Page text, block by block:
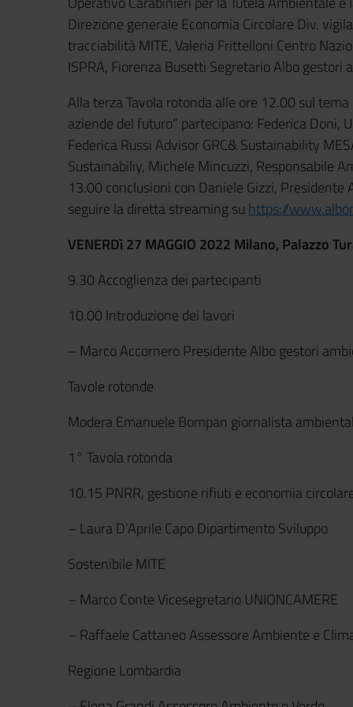
Direzione generale Economia Circolare Div.
tracciabilità MITE, Valeria Frittelloni Centro
ISPRA, Fiorenza Busetti Segretario Albo gestori
Alla terza Tavola rotonda alle ore 12.00 sul
aziende del futuro” partecipano: Federica Doni,
Federica Russi Advisor GRC& Sustainability
Sustainabiliy, Michele Mincuzzi, Responsabile
13.00 conclusioni con Daniele Gizzi,
seguire la diretta streaming su https://
VENERDì 27 MAGGIO 2022 Milano, Palazzo
9.30 Accoglienza dei partecipanti
10.00 Introduzione dei lavori
– Marco Accornero Presidente Albo gestori
Tavole rotonde
Modera Emanuele Bompan giornalista
1° Tavola rotonda
10.15 PNRR, gestione rifiuti e economia
– Laura D’Aprile Capo Dipartimento Sviluppo
Sostenibile MITE
– Marco Conte Vicesegretario UNIONCAMERE
– Raffaele Cattaneo Assessore Ambiente e
Regione Lombardia